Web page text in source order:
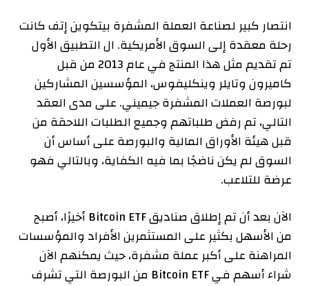
انتصار كبير لصناعة العملة المشفرةبيتكوين إتفكانت
رحلة معقدة إلى السوق الأمريكية. الالتطبيق الأول
تم تقديم مثل هذا المنتج في عام 2013 من قبل
كاميرون وتايلر وينكليفوس، المؤسسين المشاركين
لبورصة العملات المشفرة جيميني. على مدى العقد
التالي، تم رفض طلباتهم وجميع الطلبات اللاحقة من
قبل هيئة الأوراق المالية والبورصة على أساس أن
السوق لم يكن ناضجًا بما فيه الكفاية، وبالتالي فهو
عرضة للتلاعب.
الآن بعد أن تم إطلاق صناديق Bitcoin ETF أخيرًا، أصبح
من الأسهل بكثير على المستثمرين الأفراد والمؤسسات
المراهنة على أكبر عملة مشفرة، حيث يمكنهم الآن
شراء أسهم في Bitcoin ETF من البورصة التي تشرف